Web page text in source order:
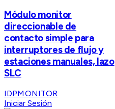
Módulo monitor
direccionable de
contacto simple para
interruptores de flujo y
estaciones manuales, lazo
SLC
IDPMONITOR
Iniciar Sesión